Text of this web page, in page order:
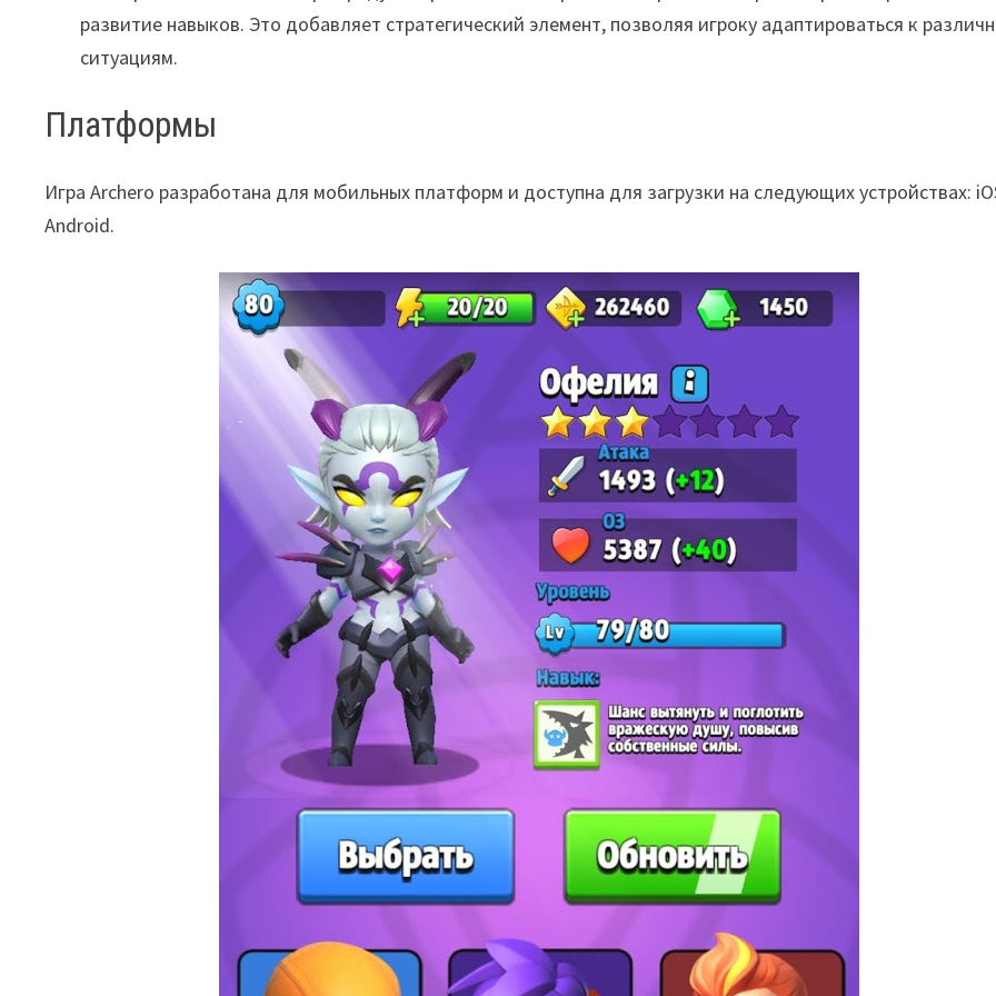
развитие навыков. Это добавляет стратегический элемент, позволяя игроку адаптироваться к
ситуациям.
Платформы
Игра Archero разработана для мобильных платформ и доступна для загрузки на следующих устройствах:
Android.